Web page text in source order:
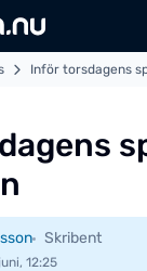
Inför torsdagens
Skribent
12:25